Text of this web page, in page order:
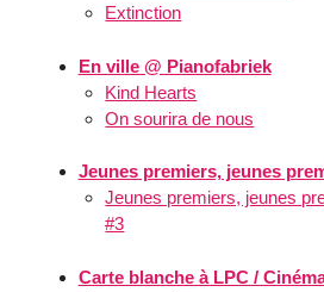
Extinction
En ville @ Pianofabriek
Kind Hearts
On sourira de nous
Jeunes premiers, jeunes
Jeunes premiers, jeunes
#3
Carte blanche à LPC /